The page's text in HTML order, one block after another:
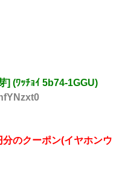
] (ﾜｯﾁｮｲ 5b74-1GGU)
のクーポン(イヤホンウ